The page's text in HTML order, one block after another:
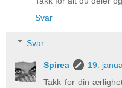
Svar
Svar
Spirea
19.
Takk for din